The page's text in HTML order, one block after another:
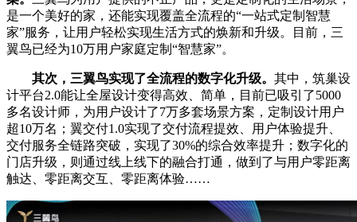
是一个美好的家，还能实现覆盖全流程的“一站式定制智慧
家”服务，让用户轻松实现生活方式的焕新和升级。目前，三
翼鸟已经为10万用户家庭定制“智慧家”。
其次，三翼鸟实现了全流程的数字化升级。 其中，筑巢设
计平台2.0能让全屋设计变得高效、简单，目前已吸引了5000
多名设计师，为用户设计了7万多套场景方案，定制设计用户
超10万名；翼交付1.0实现了交付流程提效、用户体验提升、
交付服务全链路突破，实现了30%的综合效率提升；数字化的
门店升级，则通过线上线下的融合打通，做到了与用户零距离
触达、零距离交互、零距离体验……